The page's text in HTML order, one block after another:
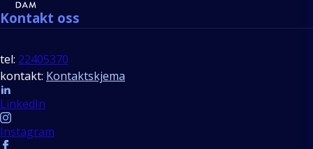
Kontakt oss
tel: 22405370
kontakt: Kontaktskjema
Follow us
LinkedIn
Instagram